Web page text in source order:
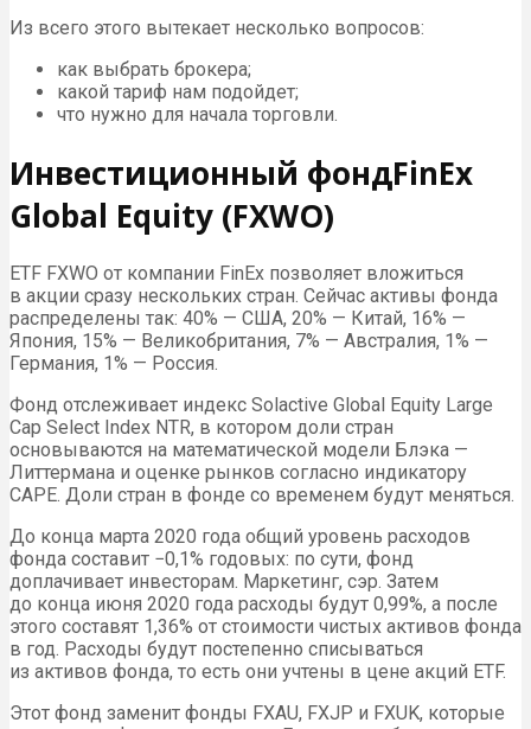
Из всего этого вытекает несколько вопросов:
как выбрать брокера;
какой тариф нам подойдет;
что нужно для начала торговли.
Инвестиционный фондFinEx
Global Equity (FXWO)
ETF FXWO от компании FinEx позволяет вложиться
в акции сразу нескольких стран. Сейчас активы фонда
распределены так: 40% — США, 20% — Китай, 16% —
Япония, 15% — Великобритания, 7% — Австралия, 1% —
Германия, 1% — Россия.
Фонд отслеживает индекс Solactive Global Equity Large
Cap Select Index NTR, в котором доли стран
основываются на математической модели Блэка —
Литтермана и оценке рынков согласно индикатору
CAPE. Доли стран в фонде со временем будут меняться.
До конца марта 2020 года общий уровень расходов
фонда составит −0,1% годовых: по сути, фонд
доплачивает инвесторам. Маркетинг, сэр. Затем
до конца июня 2020 года расходы будут 0,99%, а после
этого составят 1,36% от стоимости чистых активов фонда
в год. Расходы будут постепенно списываться
из активов фонда, то есть они учтены в цене акций ETF.
Этот фонд заменит фонды FXAU, FXJP и FXUK, которые